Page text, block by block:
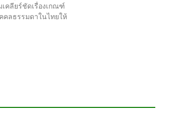
คลียร์ชัดเรื่องเกณฑ์
คลธรรมดาในไทยให้